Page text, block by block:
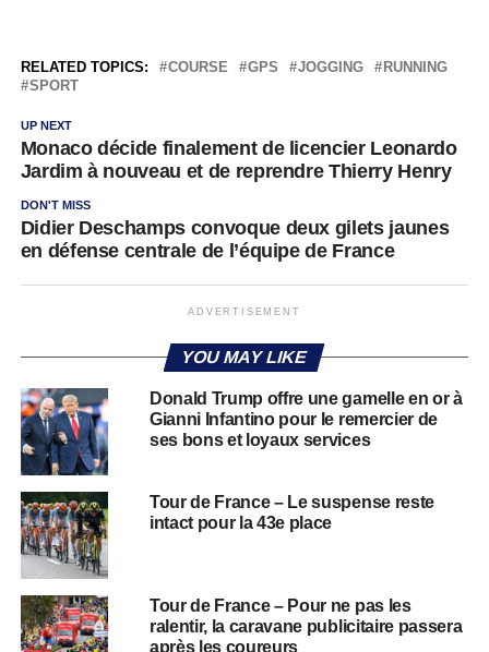
RELATED TOPICS: COURSE GPS JOGGING
RUNNING
SPORT
UP NEXT
Monaco décide finalement de licencier Leonardo
Jardim à nouveau et de reprendre Thierry Henry
DON'T MISS
Didier Deschamps convoque deux gilets jaunes
en défense centrale de l’équipe de France
ADVERTISEMENT
YOU MAY LIKE
Donald Trump offre une gamelle en or à
Gianni Infantino pour le remercier de
ses bons et loyaux services
Tour de France – Le suspense reste
intact pour la 43e place
Tour de France – Pour ne pas les
ralentir, la caravane publicitaire passera
après les coureurs